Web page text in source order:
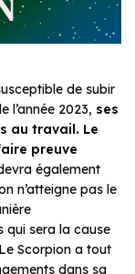
de subir
l’année 2023, ses
au travail. Le
preuve
également
n’atteigne pas le
qui sera la cause
Scorpion a tout
dans sa